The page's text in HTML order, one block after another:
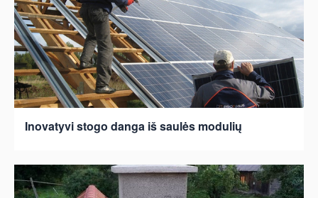
Inovatyvi stogo danga iš saulės modulių